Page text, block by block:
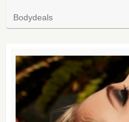
Bodydeals